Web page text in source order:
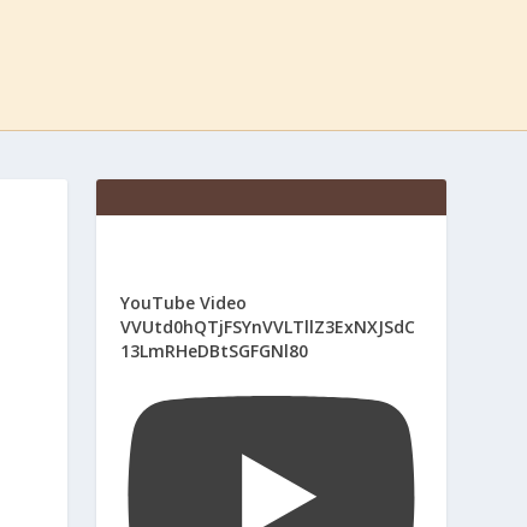
С
YouTube Video
VVUtd0hQTjFSYnVVLTllZ3ExNXJSdC
13LmRHeDBtSGFGNl80